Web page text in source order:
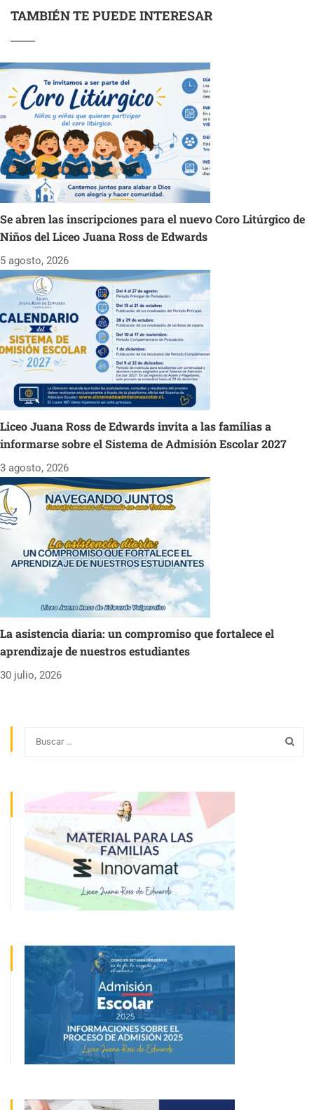
TAMBIÉN TE PUEDE INTERESAR
Se abren las inscripciones para el nuevo Coro Litúrgico de
Niños del Liceo Juana Ross de Edwards
5 agosto, 2026
Liceo Juana Ross de Edwards invita a las familias a
informarse sobre el Sistema de Admisión Escolar 2027
3 agosto, 2026
La asistencia diaria: un compromiso que fortalece el
aprendizaje de nuestros estudiantes
30 julio, 2026